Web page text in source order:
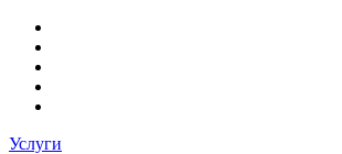
Услуги